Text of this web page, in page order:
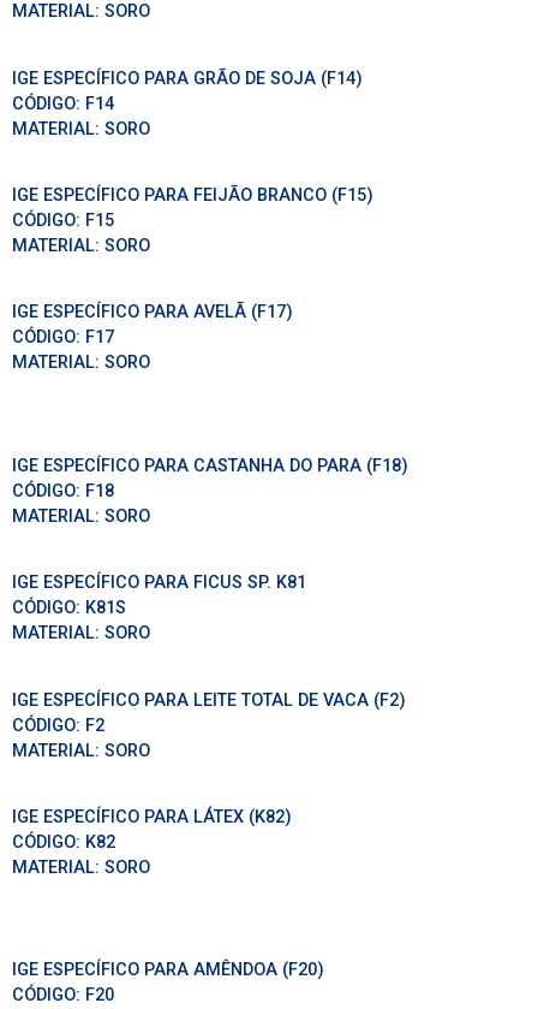
MATERIAL: SORO
IGE ESPECÍFICO PARA GRÃO DE SOJA (F14)
CÓDIGO: F14
MATERIAL: SORO
IGE ESPECÍFICO PARA FEIJÃO BRANCO (F15)
CÓDIGO: F15
MATERIAL: SORO
IGE ESPECÍFICO PARA AVELÃ (F17)
CÓDIGO: F17
MATERIAL: SORO
IGE ESPECÍFICO PARA CASTANHA DO PARA (F18)
CÓDIGO: F18
MATERIAL: SORO
IGE ESPECÍFICO PARA FICUS SP. K81
CÓDIGO: K81S
MATERIAL: SORO
IGE ESPECÍFICO PARA LEITE TOTAL DE VACA (F2)
CÓDIGO: F2
MATERIAL: SORO
IGE ESPECÍFICO PARA LÁTEX (K82)
CÓDIGO: K82
MATERIAL: SORO
IGE ESPECÍFICO PARA AMÊNDOA (F20)
CÓDIGO: F20